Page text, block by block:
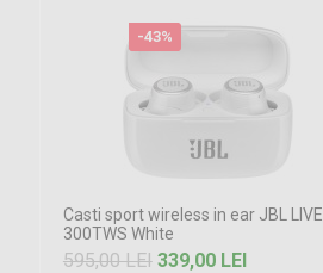
-43%
Casti sport wireless in ear JBL LIVE
300TWS White
595,00 LEI 339,00 LEI